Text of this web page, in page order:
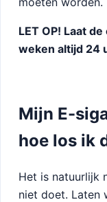
LET OP! Laat
weken altijd 24
Mijn E-
hoe los ik
Het is natuurlijk
niet doet. Laten